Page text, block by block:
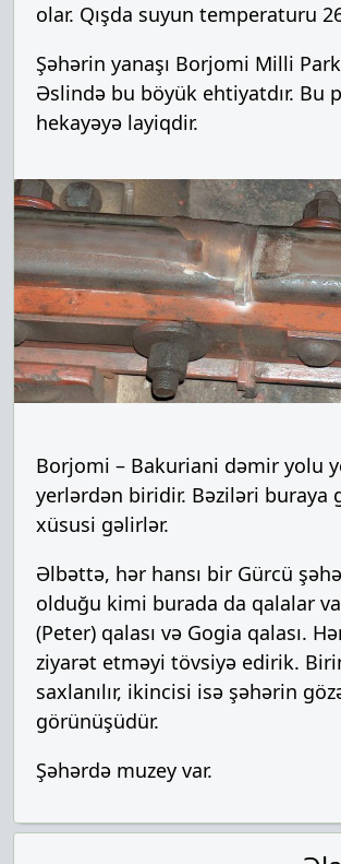
olar. Qışda suyun temperaturu
Şəhərin yanaşı Borjomi Milli
Əslində bu böyük ehtiyatdır. Bu
hekayəyə layiqdir.
Borjomi – Bakuriani dəmir yolu
yerlərdən biridir. Bəziləri buraya
xüsusi gəlirlər.
Əlbəttə, hər hansı bir Gürcü
olduğu kimi burada da qalalar
(Peter) qalası və Gogia qalası.
ziyarət etməyi tövsiyə edirik.
saxlanılır, ikincisi isə şəhərin
görünüşüdür.
Şəhərdə muzey var.